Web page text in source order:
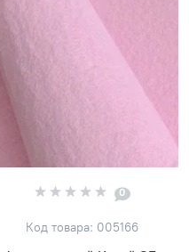
0
Код товара: 005166